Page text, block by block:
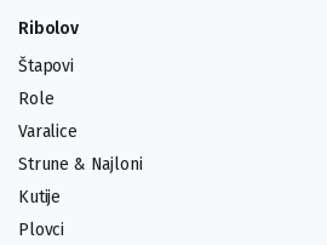
Ribolov
Štapovi
Role
Varalice
Strune & Najloni
Kutije
Plovci